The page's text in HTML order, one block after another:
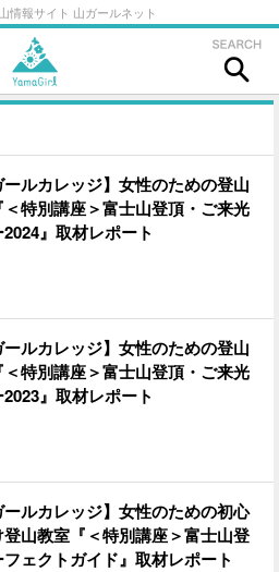
情報サイト 山ガールネット
ールカレッジ】女性のための登山
特別講座＞富士山登頂・ご来光
』取材レポート
ールカレッジ】女性のための登山
特別講座＞富士山登頂・ご来光
』取材レポート
ールカレッジ】女性のための初心
山教室『＜特別講座＞富士山登
ェクトガイド』取材レポート